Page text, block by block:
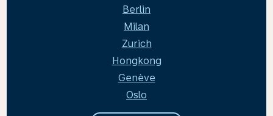
Berlin
Milan
Zurich
Hongkong
Genève
Oslo